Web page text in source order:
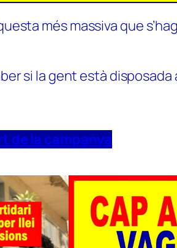
més massiva que
si la gent està disposada
de la campanya